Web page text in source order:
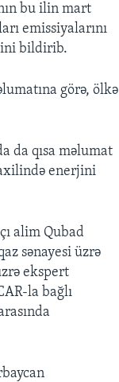
bu ilin mart
emissiyalarını
bildirib.
görə, ölkə
da qısa məlumat
enerjini
alim Qubad
sənayesi üzrə
ekspert
la bağlı